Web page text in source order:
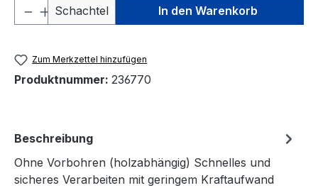
Produkt Anzahl: Gib den
Schachtel In den Warenkorb
Zum Merkzettel hinzufügen
Produktnummer: 236770
Beschreibung
Ohne Vorbohren (holzabhängig) Schnelles und
sicheres Verarbeiten mit geringem Kraftaufwand